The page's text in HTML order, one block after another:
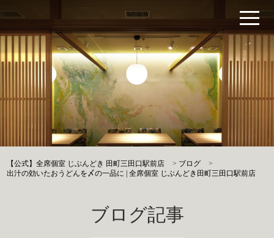
【公式】全席個室 じぶんどき 田町三田口駅前店 > ブログ
>
出汁の効いたおうどんを〆の一品に | 全席個室 じぶんどき田町三田口駅前店
ブログ記事